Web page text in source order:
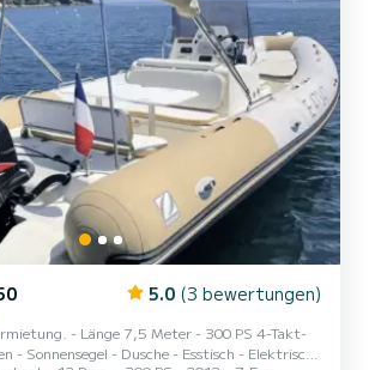
5.0 (3 bewertungen)
- Länge 7,5 Meter - 300 PS 4-Takt-
- Sonnensegel - Dusche - Esstisch - Elektrische